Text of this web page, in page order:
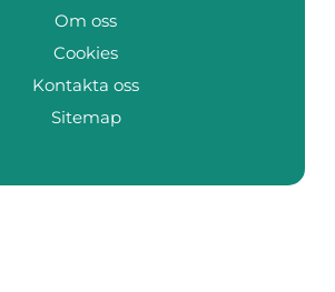
Om oss
Cookies
Kontakta oss
Sitemap